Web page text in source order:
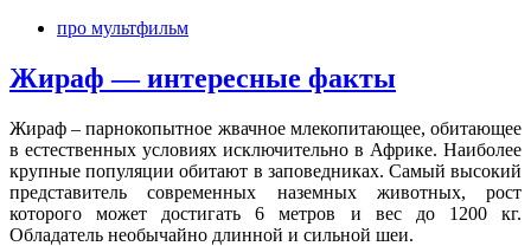
про мультфильм
Жираф — интересные факты
Жираф – парнокопытное жвачное млекопитающее, обитающее
в естественных условиях исключительно в Африке. Наиболее
крупные популяции обитают в заповедниках. Самый высокий
представитель современных наземных животных, рост
которого может достигать 6 метров и вес до 1200 кг.
Обладатель необычайно длинной и сильной шеи.